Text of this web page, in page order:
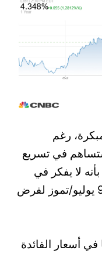
رغم
في تسريع
لا يفكر في
تأجيل الموعد النهائي المحدد في 9 يوليو/تموز لفرض
أسعار الفائدة